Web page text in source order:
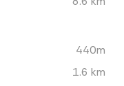
440m
1.6 km